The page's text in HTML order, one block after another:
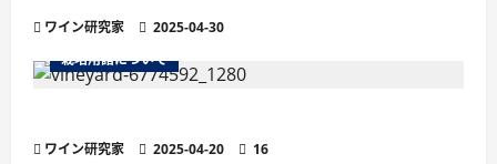
ワイン研究家
2025-04-30
栽培用語について
ワイン研究家 2025-04-20
16